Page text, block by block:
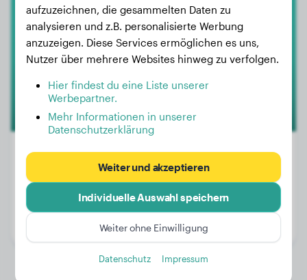
Kane
Gewicht:
17 kg
Alter:
3 Jahre, 1 Monat
aufzuzeichnen, die gesammelten Daten zu
analysieren und z.B. personalisierte Werbung
anzuzeigen. Diese Services ermöglichen es uns,
Nutzer über mehrere Websites hinweg zu verfolgen.
Hier findest du eine Liste unserer
Werbepartner.
Mehr Informationen in unserer
Datenschutzerklärung
Weiter und akzeptieren
Individuelle Auswahl speichern
Weiter ohne Einwilligung
Datenschutz Impressum